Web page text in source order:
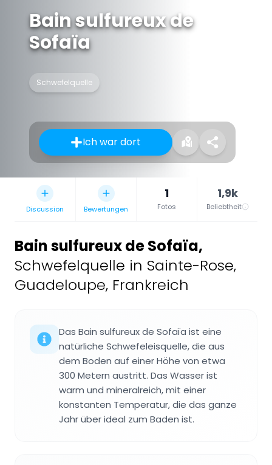
Bain sulfureux de
Sofaïa
Schwefelquelle
Ich war dort
Discussion Bewertungen
1
Fotos
1,9k
Beliebtheit
Bain sulfureux de Sofaïa,
Schwefelquelle in Sainte-Rose,
Guadeloupe, Frankreich
Das Bain sulfureux de Sofaïa ist eine
natürliche Schwefeleisquelle, die aus
dem Boden auf einer Höhe von etwa
300 Metern austritt. Das Wasser ist
warm und mineralreich, mit einer
konstanten Temperatur, die das ganze
Jahr über ideal zum Baden ist.